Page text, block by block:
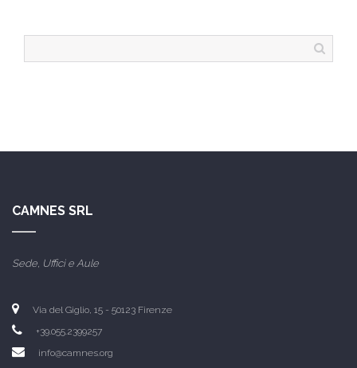
CAMNES SRL
Sede, Uffici e Aule
Via del Giglio, 15 - 50123 Firenze
+39.055.2399257
info@camnes.org